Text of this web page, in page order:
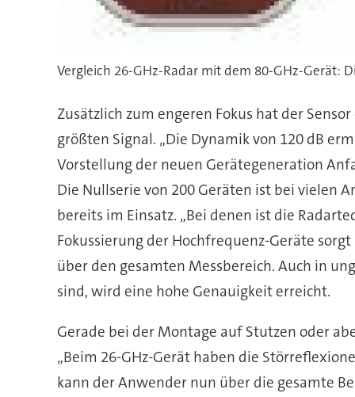
Vergleich 26-GHz-Radar mit dem 80-GHz-Gerät:
Zusätzlich zum engeren Fokus hat der
größten Signal. „Die Dynamik von 120 dB
Vorstellung der neuen Gerätegeneration
Die Nullserie von 200 Geräten ist bei vielen
bereits im Einsatz. „Bei denen ist die
Fokussierung der Hochfrequenz-Geräte
über den gesamten Messbereich. Auch in
sind, wird eine hohe Genauigkeit erreicht.
Gerade bei der Montage auf Stutzen oder
„Beim 26-GHz-Gerät haben die
kann der Anwender nun über die gesamte